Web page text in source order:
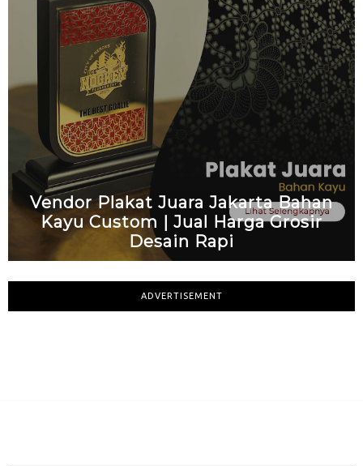
Vendor Plakat Juara Jakarta Bahan
Kayu Custom | Jual Harga Grosir
Desain Rapi
ADVERTISEMENT